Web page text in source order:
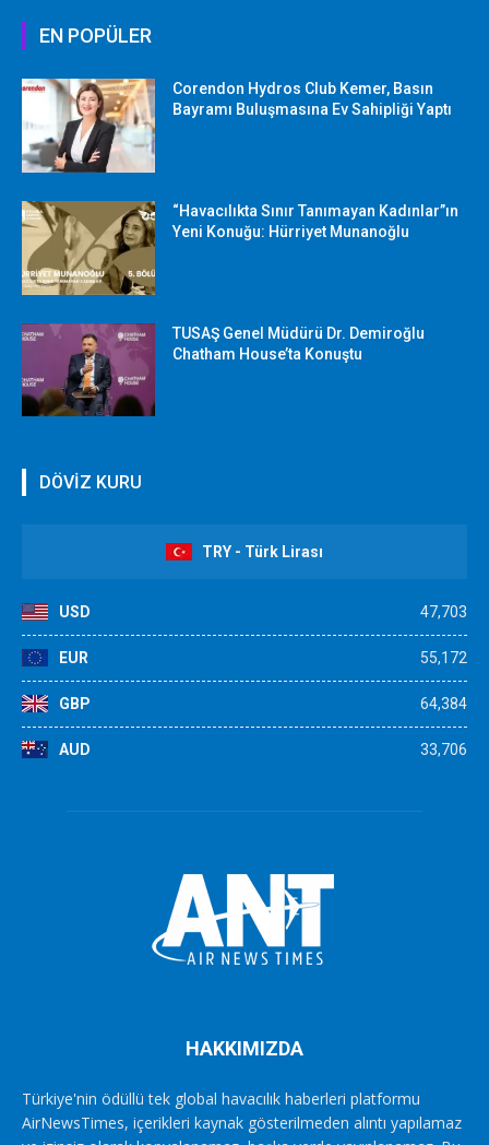
EN POPÜLER
Corendon Hydros Club Kemer, Basın
Bayramı Buluşmasına Ev Sahipliği Yaptı
“Havacılıkta Sınır Tanımayan Kadınlar”ın
Yeni Konuğu: Hürriyet Munanoğlu
TUSAŞ Genel Müdürü Dr. Demiroğlu
Chatham House’ta Konuştu
DÖVİZ KURU
TRY - Türk Lirası
USD 47,703
EUR 55,172
GBP 64,384
AUD 33,706
HAKKIMIZDA
Türkiye'nin ödüllü tek global havacılık haberleri platformu
AirNewsTimes, içerikleri kaynak gösterilmeden alıntı yapılamaz